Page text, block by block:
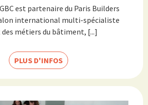
est partenaire du Paris Builders
international multi-spécialiste
métiers du bâtiment, [...]
PLUS D'INFOS